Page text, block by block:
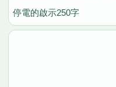
停電的啟示250字